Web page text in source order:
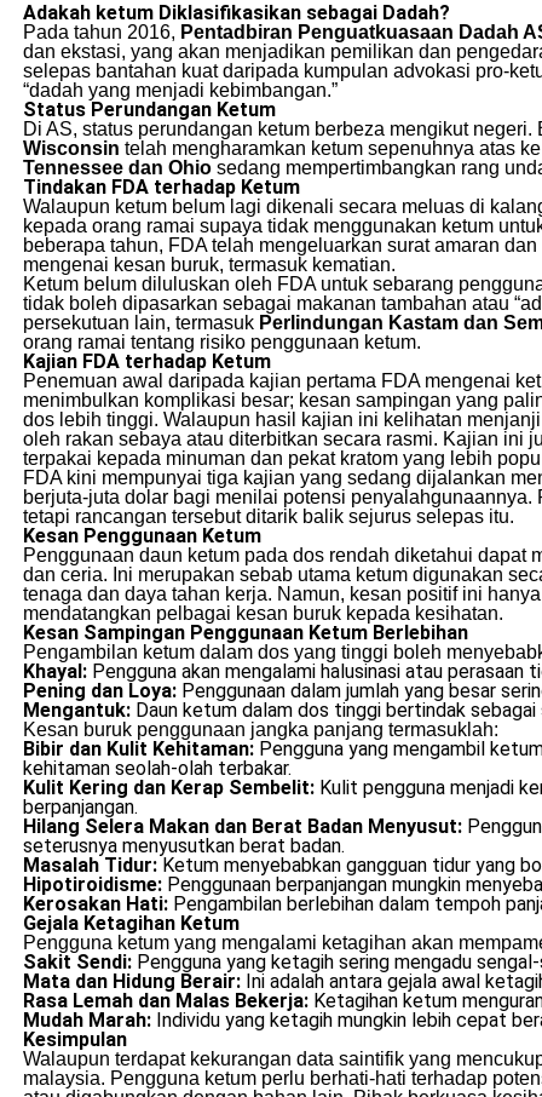
Adakah ketum Diklasifikasikan sebagai Dadah?
Pada tahun 2016, Pentadbiran Penguatkuasaan Dadah
dan ekstasi, yang akan menjadikan pemilikan dan
selepas bantahan kuat daripada kumpulan advokasi pro-
“dadah yang menjadi kebimbangan.”
Status Perundangan Ketum
Di AS, status perundangan ketum berbeza mengikut
Wisconsin telah mengharamkan ketum sepenuhnya atas
Tennessee dan Ohiosedang mempertimbangkan rang
Tindakan FDA terhadap Ketum
Walaupun ketum belum lagi dikenali secara meluas di
kepada orang ramai supaya tidak menggunakan ketum
beberapa tahun, FDA telah mengeluarkan surat amaran
mengenai kesan buruk, termasuk kematian.
Ketum belum diluluskan oleh FDA untuk sebarang
tidak boleh dipasarkan sebagai makanan tambahan atau
persekutuan lain, termasuk Perlindungan Kastam dan
orang ramai tentang risiko penggunaan ketum.
Kajian FDA terhadap Ketum
Penemuan awal daripada kajian pertama FDA mengenai
menimbulkan komplikasi besar; kesan sampingan yang
dos lebih tinggi. Walaupun hasil kajian ini kelihatan
oleh rakan sebaya atau diterbitkan secara rasmi. Kajian ini
terpakai kepada minuman dan pekat kratom yang lebih
FDA kini mempunyai tiga kajian yang sedang dijalankan
berjuta-juta dolar bagi menilai potensi
tetapi rancangan tersebut ditarik balik sejurus selepas itu.
Kesan Penggunaan Ketum
Penggunaan daun ketum pada dos rendah diketahui
dan ceria. Ini merupakan sebab utama ketum digunakan
tenaga dan daya tahan kerja. Namun, kesan positif ini
mendatangkan pelbagai kesan buruk kepada kesihatan.
Kesan Sampingan Penggunaan Ketum Berlebihan
Pengambilan ketum dalam dos yang tinggi boleh
Khayal:Pengguna akan mengalami halusinasi atau perasaan
Pening dan Loya:Penggunaan dalam jumlah yang besar
Mengantuk:Daun ketum dalam dos tinggi bertindak
Kesan buruk penggunaan jangka panjang termasuklah:
Bibir dan Kulit Kehitaman:Pengguna yang mengambil
kehitaman seolah-olah terbakar.
Kulit Kering dan Kerap Sembelit:Kulit pengguna menjadi
berpanjangan.
Hilang Selera Makan dan Berat Badan Menyusut:
seterusnya menyusutkan berat badan.
Masalah Tidur:Ketum menyebabkan gangguan tidur yang
Hipotiroidisme:Penggunaan berpanjangan mungkin
Kerosakan Hati:Pengambilan berlebihan dalam tempoh
Gejala Ketagihan Ketum
Pengguna ketum yang mengalami ketagihan akan
Sakit Sendi:Pengguna yang ketagih sering mengadu
Mata dan Hidung Berair:Ini adalah antara gejala awal
Rasa Lemah dan Malas Bekerja:Ketagihan ketum
Mudah Marah:Individu yang ketagih mungkin lebih cepat
Kesimpulan
Walaupun terdapat kekurangan data saintifik yang
malaysia. Pengguna ketum perlu berhati-hati terhadap